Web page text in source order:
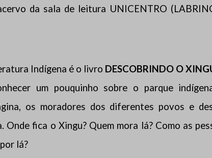
da sala de leitura UNICENTRO
Indígena é o livro DESCOBRINDO O
um pouquinho sobre o parque
os moradores dos diferentes povos e
fica o Xingu? Quem mora lá? Como as
lá?